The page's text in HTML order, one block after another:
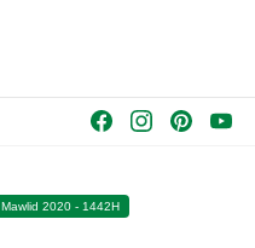
e
Y
Mawlid 2020 - 1442H